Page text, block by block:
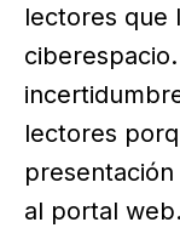
lectores que
lectores
al portal web.